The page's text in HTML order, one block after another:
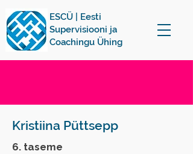
ESCÜ | Eesti
Supervisiooni ja
Coachingu Ühing
Kristiina Püttsepp
6. taseme